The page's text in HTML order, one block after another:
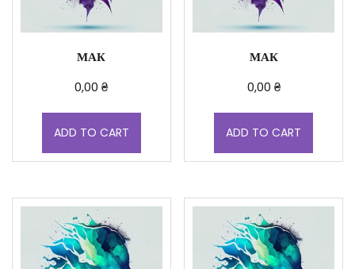
МАК
0,00₴
ADD TO CART
МАК
0,00 ₴
ADD TO CART